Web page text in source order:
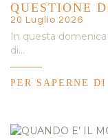
QUESTIONE
20 Luglio 2026
In questa
di…
PER SAPERNE